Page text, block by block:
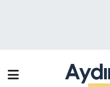
Efeler Trafik